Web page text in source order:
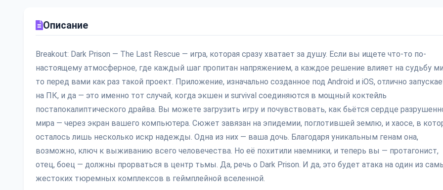
Описание
Breakout: Dark Prison — The Last Rescue — игра, которая сразу хватает за душу. Если вы ищете что-то по-
настоящему атмосферное, где каждый шаг пропитан напряжением, а каждое решение влияет на судьбу
то перед вами как раз такой проект. Приложение, изначально созданное под Android и iOS, отлично
на ПК, и да — это именно тот случай, когда экшен и survival соединяются в мощный коктейль
постапокалиптического драйва. Вы можете загрузить игру и почувствовать, как бьётся сердце
мира — через экран вашего компьютера. Сюжет завязан на эпидемии, поглотившей землю, и хаосе, в
осталось лишь несколько искр надежды. Одна из них — ваша дочь. Благодаря уникальным генам она,
возможно, ключ к выживанию всего человечества. Но её похитили наемники, и теперь вы — протагонист,
отец, боец — должны прорваться в центр тьмы. Да, речь о Dark Prison. И да, это будет атака на один из
жестоких тюремных комплексов в геймплейной вселенной.